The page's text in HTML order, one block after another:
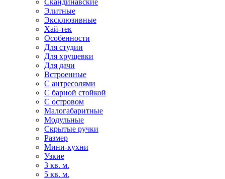
Скандинавские
Элитные
Эксклюзивные
Хай-тек
Особенности
Для студии
Для хрущевки
Для дачи
Встроенные
С антресолями
С барной стойкой
С островом
Малогабаритные
Модульные
Скрытые ручки
Размер
Мини-кухни
Узкие
3 кв. м.
5 кв. м.